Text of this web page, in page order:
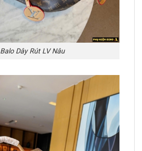
Balo Dây Rút LV Nâu